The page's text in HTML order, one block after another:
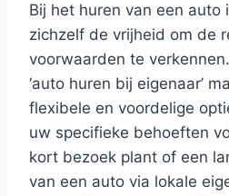
Bij het huren van een auto
zichzelf de vrijheid om de
voorwaarden te
‘auto huren bij eigenaar’
flexibele en voordelige
uw specifieke behoeften
kort bezoek plant of een
van een auto via lokale